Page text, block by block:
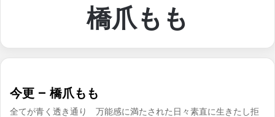
橋爪もも
今更 – 橋爪もも
全てが青く透き通り 万能感に満たされた日々素直に生きたし拒